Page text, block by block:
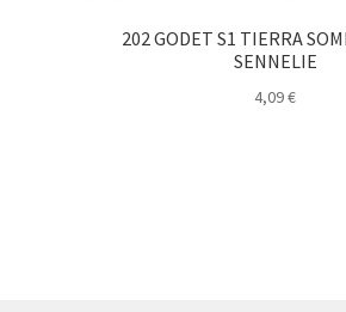
202 GODET S1 TIERRA
SENNELIE
4,09€